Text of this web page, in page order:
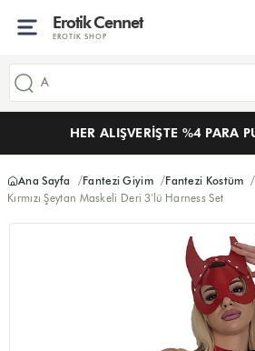
Erotik Cennet
EROTIK SHOP
HER ALIŞVERIŞTE %4 PARA
Ana Sayfa Fantezi Giyim
Fantezi Kostüm
Kırmızı Şeytan Maskeli Deri 3'lü Harness Set